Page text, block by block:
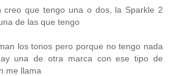
creo que tengo una o dos, la Sparkle 2
de las que tengo
los tonos pero porque no tengo nada
una de otra marca con ese tipo de
me llama